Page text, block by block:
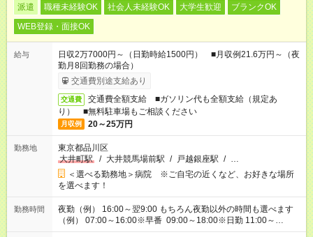
派遣 職種未経験OK 社会人未経験OK 大学生歓迎
ブランクOK
WEB登録・面接OK
給与
日収2万7000円～（日勤時給1500円） ■月収例21.6万円～（夜
勤月8回勤務の場合）
交通費別途支給あり
交通費
交通費全額支給 ■ガソリン代も全額支給（規定あ
り） ■無料駐車場もご相談ください
月収例 20～25万円
勤務地
東京都品川区
大井町駅
/ 大井競馬場前駅 / 戸越銀座駅 / …
＜選べる勤務地＞病院 ※ご自宅の近くなど、お好きな場所
を選べます！
勤務時間
夜勤（例） 16:00～翌9:00 もちろん夜勤以外の時間も選べます
（例） 07:00～16:00※早番 09:00～18:00※日勤 11:00～
20:00※遅番 ※時間は、固定・選べる施設もあるので、ご希望が